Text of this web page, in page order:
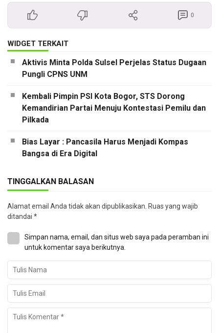
0
WIDGET TERKAIT
Aktivis Minta Polda Sulsel Perjelas Status Dugaan
Pungli CPNS UNM
Kembali Pimpin PSI Kota Bogor, STS Dorong
Kemandirian Partai Menuju Kontestasi Pemilu dan
Pilkada
Bias Layar : Pancasila Harus Menjadi Kompas
Bangsa di Era Digital
TINGGALKAN BALASAN
Alamat email Anda tidak akan dipublikasikan. Ruas yang wajib
ditandai *
Simpan nama, email, dan situs web saya pada peramban ini
untuk komentar saya berikutnya.